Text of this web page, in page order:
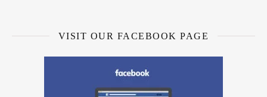
VISIT OUR FACEBOOK PAGE